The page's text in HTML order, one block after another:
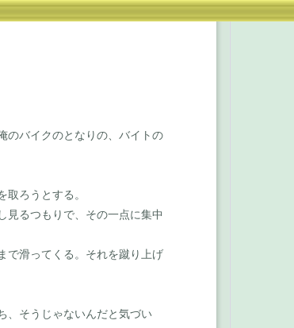
のバイクのとなりの、バイトの
ろうとする。
るつもりで、その一点に集中
で滑ってくる。それを蹴り上げ
、そうじゃないんだと気づい